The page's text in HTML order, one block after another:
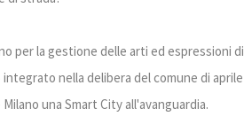
per la gestione delle arti ed espressioni di
nella delibera del comune di aprile
una Smart City all'avanguardia.